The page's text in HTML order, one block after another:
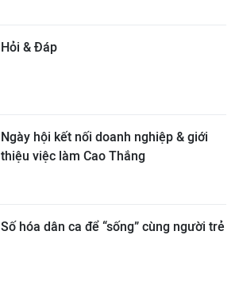
Hỏi & Đáp
Ngày hội kết nối doanh nghiệp & giới
thiệu việc làm Cao Thắng
Số hóa dân ca để “sống” cùng người trẻ